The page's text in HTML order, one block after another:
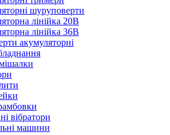
шуруповерти
лінійка 20В
лінійка 36В
акумуляторні
вібратори
машини